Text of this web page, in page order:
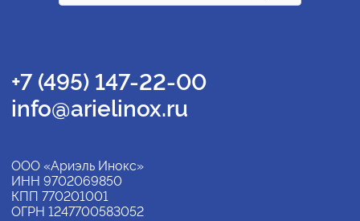
+7 (495) 147-22-00
info@arielinox.ru
ООО «Ариэль Инокс»
ИНН 9702069850
КПП 770201001
ОГРН 1247700583052